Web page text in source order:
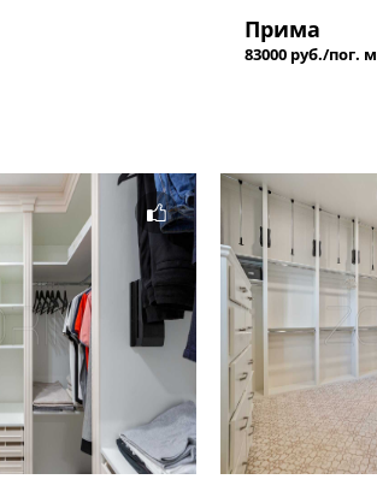
Прима
83000 руб./пог. м